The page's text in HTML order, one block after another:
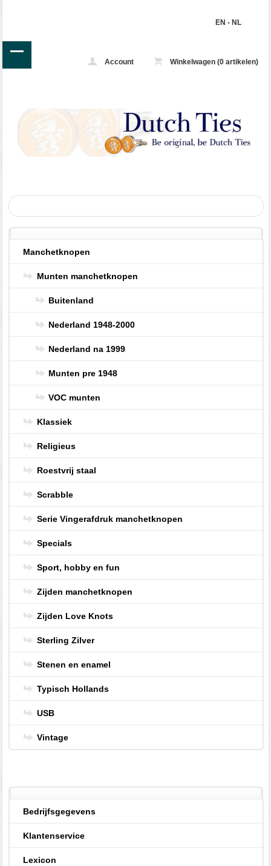
EN - NL
Account Winkelwagen (0 artikelen)
Manchetknopen
Munten manchetknopen
Buitenland
Nederland 1948-2000
Nederland na 1999
Munten pre 1948
VOC munten
Klassiek
Religieus
Roestvrij staal
Scrabble
Serie Vingerafdruk manchetknopen
Specials
Sport, hobby en fun
Zijden manchetknopen
Zijden Love Knots
Sterling Zilver
Stenen en enamel
Typisch Hollands
USB
Vintage
Bedrijfsgegevens
Klantenservice
Lexicon